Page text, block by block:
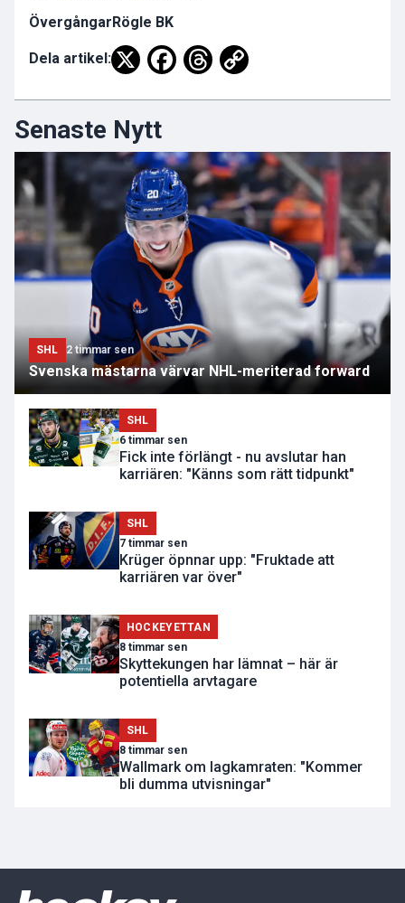
Övergångar Rögle BK
Dela artikel:
Senaste Nytt
SHL 2 timmar sen
Svenska mästarna värvar NHL-meriterad forward
SHL
6 timmar sen
Fick inte förlängt - nu avslutar han
karriären: "Känns som rätt tidpunkt"
SHL
7 timmar sen
Krüger öpnnar upp: "Fruktade att
karriären var över"
HOCKEYETTAN
8 timmar sen
Skyttekungen har lämnat – här är
potentiella arvtagare
SHL
8 timmar sen
Wallmark om lagkamraten: "Kommer
bli dumma utvisningar"